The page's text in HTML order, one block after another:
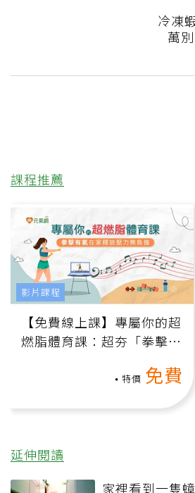
冷凍
萬
課程推薦
【免費線上課】專屬你的超
燃脂體育課：超夯「拳擊有
特價 免費
影片課程
延伸閱讀
家裡看到一隻